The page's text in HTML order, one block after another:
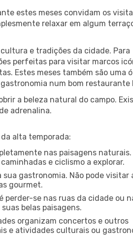
estes meses convidam os
relaxar em algum
e tradições da cidade. Para
perfeitas para visitar marcos
Estes meses também são uma
num bom restaurante
a beleza natural do campo.
adrenalina.
alta temporada:
nas paisagens naturais.
e ciclismo a explorar.
gastronomia. Não pode visitar
gourmet.
se nas ruas da cidade ou
belas paisagens.
organizam concertos e outros
e atividades culturais ou